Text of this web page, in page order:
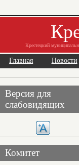
Крестецкий
Главная Новости
Версия для
слабовидящих
Комитет